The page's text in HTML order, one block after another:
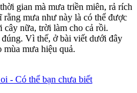
gian mà mưa triền miên, rả rích
mưa như này là có thể được
cây nữa, trời làm cho cả rồi.
Vì thế, ở bài viết dưới đây
mưa hiệu quả.
- Có thể bạn chưa biết